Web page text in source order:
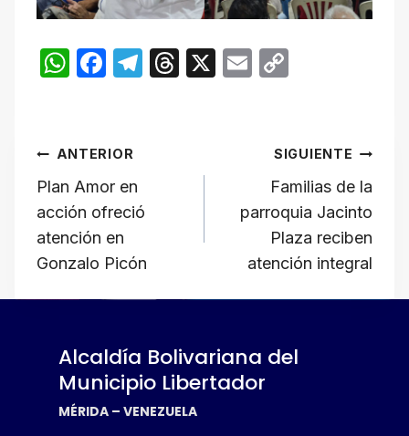
W
s
A
p
p
F
e
b
o
o
k
T
m
T
X
E
y
Li
n
k
Navegación
de
entradas
ANTERIOR
Plan Amor en
acción ofreció
atención en
Gonzalo Picón
SIGUIENTE
Familias de la
parroquia Jacinto
Plaza reciben
atención integral
Alcaldía Bolivariana del
Municipio Libertador
MÉRIDA – VENEZUELA